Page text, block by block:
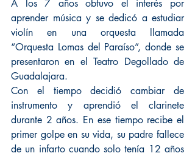
A los 7 años obtuvo el interés por
aprender música y se dedicó a estudiar
violín en una orquesta llamada
“Orquesta Lomas del Paraíso”, donde se
presentaron en el Teatro Degollado de
Guadalajara.
Con el tiempo decidió cambiar de
instrumento y aprendió el clarinete
durante 2 años. En ese tiempo recibe el
primer golpe en su vida, su padre fallece
de un infarto cuando solo tenía 12 años